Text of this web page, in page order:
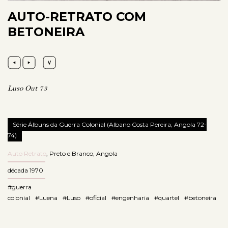
AUTO-RETRATO COM
BETONEIRA
Luso Out 73
Série Álbuns da Guerra Colonial (Albano Costa Pereira, Angola 72-
74)
Auto Retrato, Preto e Branco, Angola
década 1970
#guerra
colonial
#Luena #Luso #oficial #engenharia #quartel #betoneira